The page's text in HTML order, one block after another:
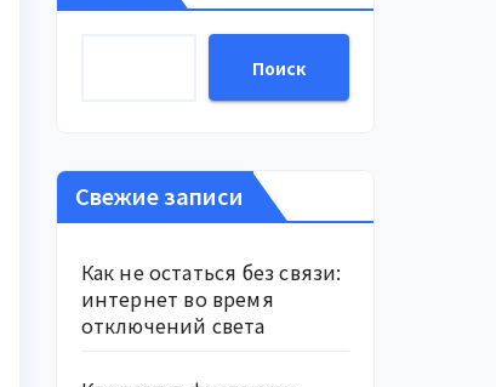
Поиск
Свежие записи
Как не остаться без связи:
интернет во время
отключений света